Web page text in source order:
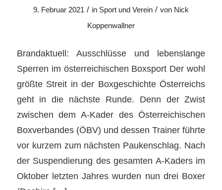
9. Februar 2021 / in Sport und Verein / von Nick
Koppenwallner
Brandaktuell: Ausschlüsse und lebenslange
Sperren im österreichischen Boxsport Der wohl
größte Streit in der Boxgeschichte Österreichs
geht in die nächste Runde. Denn der Zwist
zwischen dem A-Kader des Österreichischen
Boxverbandes (ÖBV) und dessen Trainer führte
vor kurzem zum nächsten Paukenschlag. Nach
der Suspendierung des gesamten A-Kaders im
Oktober letzten Jahres wurden nun drei Boxer